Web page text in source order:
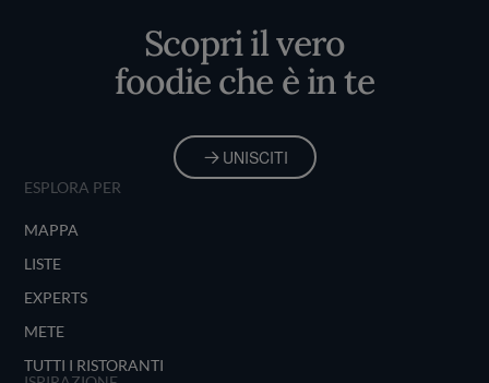
Scopri il vero
foodie che è in te
UNISCITI
ESPLORA PER
MAPPA
LISTE
EXPERTS
METE
TUTTI I RISTORANTI